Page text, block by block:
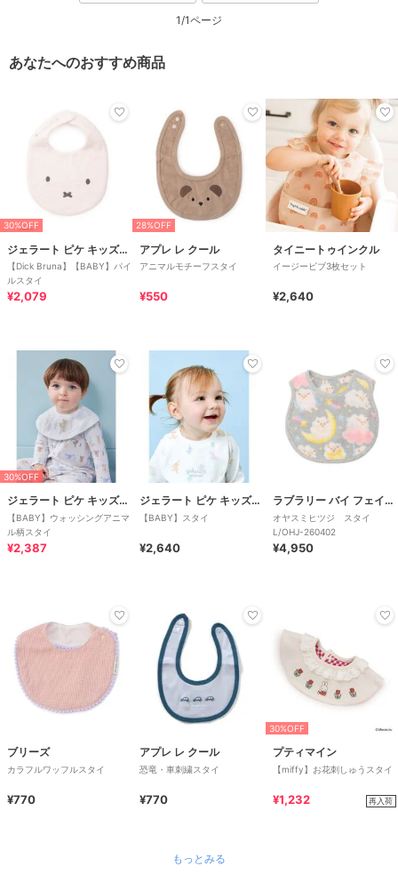
1/1ページ
あなたへのおすすめ商品
30%OFF
ジェラート ピケ キッズ＆ベビー
【Dick Bruna】【BABY】パイ
ルスタイ
¥2,079
28%OFF
アプレ レ クール
アニマルモチーフスタイ
¥550
タイニートゥインクル
イージービブ3枚セット
¥2,640
30%OFF
ジェラート ピケ キッズ＆ベビー
【BABY】ウォッシングアニマ
ル柄スタイ
¥2,387
ジェラート ピケ キッズ＆ベビー
【BABY】スタイ
¥2,640
ラブラリー バイ フェイラー
オヤスミヒツジ スタイ
L/OHJ-260402
¥4,950
ブリーズ
カラフルワッフルスタイ
¥770
アプレ レ クール
恐竜・車刺繍スタイ
¥770
30%OFF
プティマイン
【miffy】お花刺しゅうスタイ
¥1,232 再入荷
もっとみる